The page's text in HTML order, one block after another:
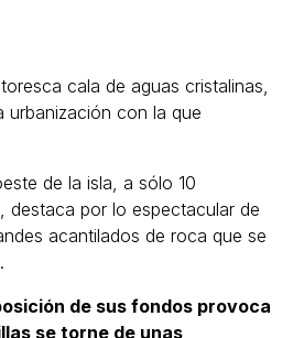
cala de aguas cristalinas,
urbanización con la que
de la isla, a sólo 10
destaca por lo espectacular de
acantilados de roca que se
de sus fondos provoca
se torne de unas